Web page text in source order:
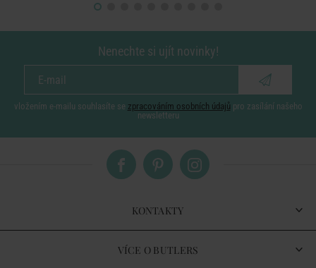
Nenechte si ujít novinky!
vložením e-mailu souhlasíte se zpracováním osobních údajů pro zasílání našeho
newsletteru
KONTAKTY
VÍCE O BUTLERS